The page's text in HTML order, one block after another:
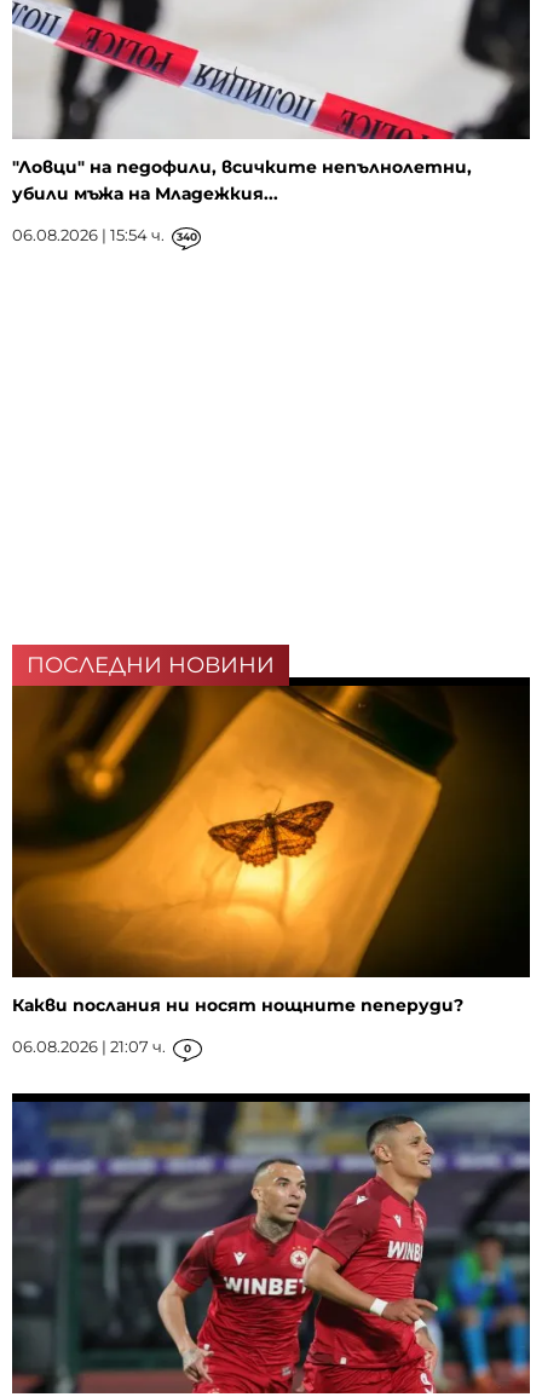
"Ловци" на педофили, всичките непълнолетни,
убили мъжа на Младежкия...
06.08.2026 | 15:54 ч. 340
ПОСЛЕДНИ НОВИНИ
Какви послания ни носят нощните пеперуди?
06.08.2026 | 21:07 ч. 0